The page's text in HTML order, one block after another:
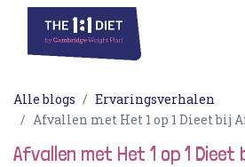
Alle blogs
Ervaringsverhalen
Afvallen met Het 1 op 1 Dieet bij
Afvallen met Het 1 op 1 Dieet